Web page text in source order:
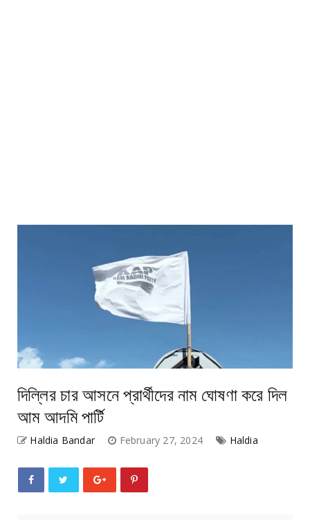
দিল্লির চার আসনে প্রার্থীদের নাম ঘোষণা করে দিল
আম আদমি পার্টি
Haldia Bandar February 27, 2024 Haldia